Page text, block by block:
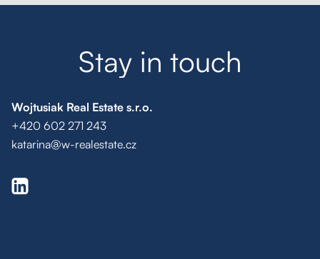
Stay in touch
Wojtusiak Real Estate s.r.o.
+420 602 271 243
katarina@w-realestate.cz